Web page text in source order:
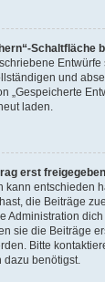
Schaltfläche
und
„Gespeicherte
laden.
erst
kann entschieden
die Beiträge
Administration
sie die Beiträge
Bitte
dazu benötigst.